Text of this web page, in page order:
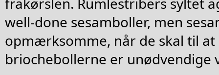
well-done sesamboller, men
opmærksomme, når de skal til at
briochebollerne er unødvendige